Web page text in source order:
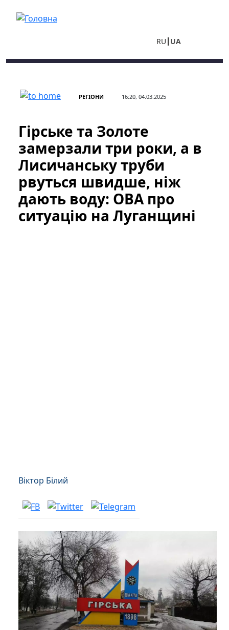
RU UA
РЕГІОНИ 16:20, 04.03.2025
Гірське та Золоте
замерзали три роки, а в
Лисичанську труби
рвуться швидше, ніж
дають воду: ОВА про
ситуацію на Луганщині
Віктор Білий